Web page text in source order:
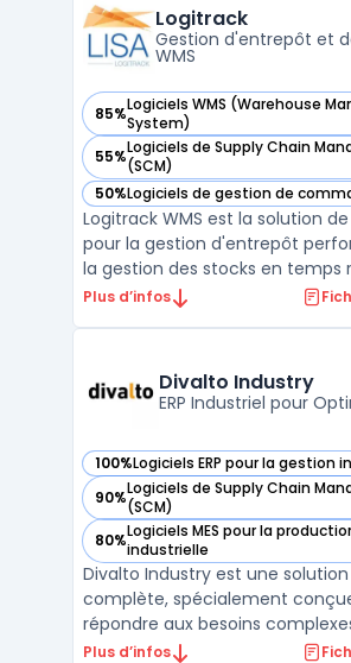
pharmacie, la cosmétique et le
intègre nati ...
Logitrack
Gestion d'entrepôt et
WMS
85%Logiciels WMS (Warehouse
System)
— voir Logitrack dans cette
55%Logiciels de Supply Chain
(SCM)
— voir Logitrack dans cette
50%Logiciels de gestion de
— voir Logitrack dans cette
Logitrack WMS est la solution
pour la gestion d'entrepôt
la gestion des stocks en temps
Développée depuis plus de 20
incontournable pour les
cherchant à optimiser leur su ...
Plus d’infos
Divalto Industry
ERP Industriel pour
100%Logiciels ERP pour la gestion
— voir Divalto Industry dans cette
90%Logiciels de Supply Chain
(SCM)
— voir Divalto Industry dans cette
80%Logiciels MES pour la
industrielle
— voir Divalto Industry dans cette
Divalto Industry est une solution
complète, spécialement
répondre aux besoins
l'industrie. Elle intègre une
Plus d’infos